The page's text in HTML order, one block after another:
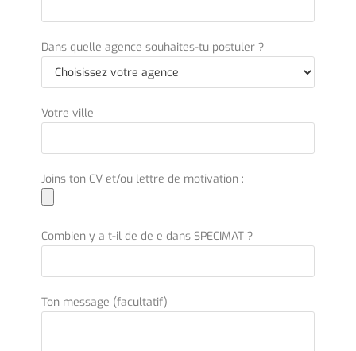
Dans quelle agence souhaites-tu postuler ?
Votre ville
Joins ton CV et/ou lettre de motivation :
Combien y a t-il de de e dans SPECIMAT ?
Ton message (facultatif)